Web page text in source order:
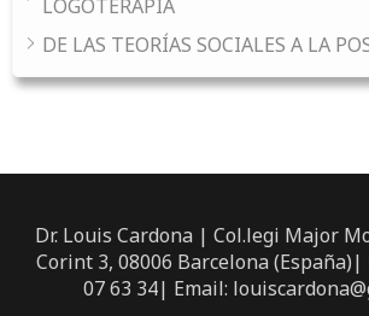
LOGOTERAPIA
DE LAS TEORÍAS SOCIALES A LA
Dr. Louis Cardona | Col.legi Major
Corint 3, 08006 Barcelona (España)|
07 63 34| Email: